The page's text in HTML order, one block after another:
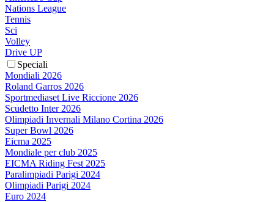
Nations League
Tennis
Sci
Volley
Drive UP
Speciali
Mondiali 2026
Roland Garros 2026
Sportmediaset Live Riccione 2026
Scudetto Inter 2026
Olimpiadi Invernali Milano Cortina 2026
Super Bowl 2026
Eicma 2025
Mondiale per club 2025
EICMA Riding Fest 2025
Paralimpiadi Parigi 2024
Olimpiadi Parigi 2024
Euro 2024